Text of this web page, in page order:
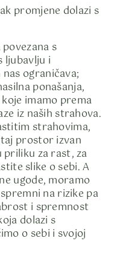
promjene dolazi s
s
ljubavlju i
ograničava;
ponašanja,
imamo prema
iz naših strahova.
strahovima,
prostor izvan
priliku za rast, za
slike o sebi. A
ugode, moramo
na rizike pa
i spremnost
dolazi s
o sebi i svojoj